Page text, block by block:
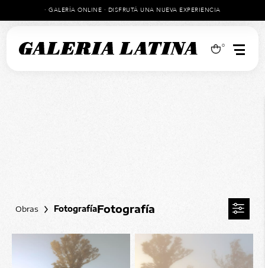
· GALERÍA ONLINE · DISFRUTÁ UNA NUEVA EXPERIENCIA
0
Obras FotografíaFotografía